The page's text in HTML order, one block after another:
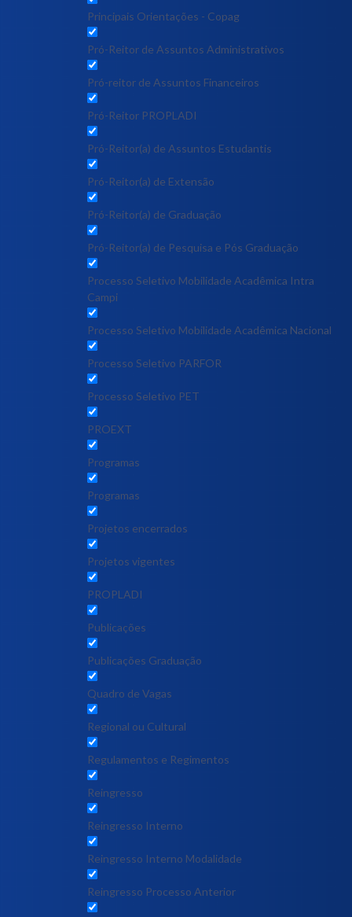
Principais Orientações - Copag
Pró-Reitor de Assuntos Administrativos
Pró-reitor de Assuntos Financeiros
Pró-Reitor PROPLADI
Pró-Reitor(a) de Assuntos Estudantis
Pró-Reitor(a) de Extensão
Pró-Reitor(a) de Graduação
Pró-Reitor(a) de Pesquisa e Pós Graduação
Processo Seletivo Mobilidade Acadêmica Intra
Campi
Processo Seletivo Mobilidade Acadêmica Nacional
Processo Seletivo PARFOR
Processo Seletivo PET
PROEXT
Programas
Programas
Projetos encerrados
Projetos vigentes
PROPLADI
Publicações
Publicações Graduação
Quadro de Vagas
Regional ou Cultural
Regulamentos e Regimentos
Reingresso
Reingresso Interno
Reingresso Interno Modalidade
Reingresso Processo Anterior